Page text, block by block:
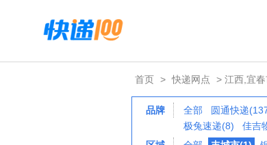
首页 > 快递网点 > 江西,宜
品牌 全部 圆通快递
极兔速递(8)
佳吉